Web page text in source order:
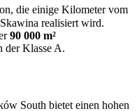
die einige Kilometer vom
realisiert wird.
90 000 m²
der Klasse A.
South bietet einen hohen